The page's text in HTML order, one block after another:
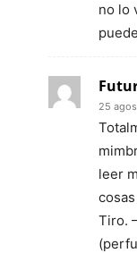
no lo
25
leer
Tiro.